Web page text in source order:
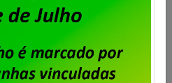
negociação do Acordo de
2026/2028 dos
da Unisys Brasil, será
Custeio Sindical,
O desconto